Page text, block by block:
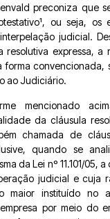
preconiza que
ou seja, os
judicial.
resolutiva expressa, a
convencionada,
ao Judiciário.
mencionado
da cláusula
chamada de
quando se
da Lei nº 11.101/05,
judicial e cuja
maior instituído no
por meio do